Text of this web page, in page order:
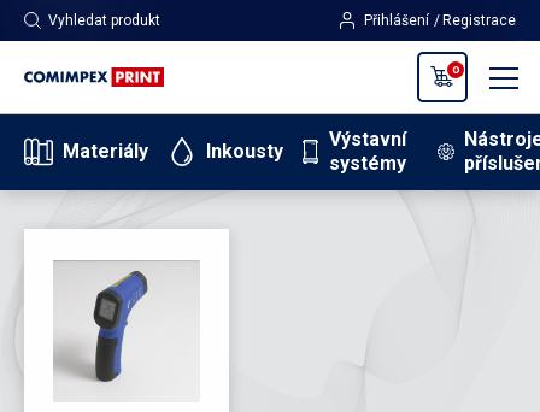
Vyhledat produkt Přihlášení Registrace
0
Materiály Inkousty
Výstavní
systémy